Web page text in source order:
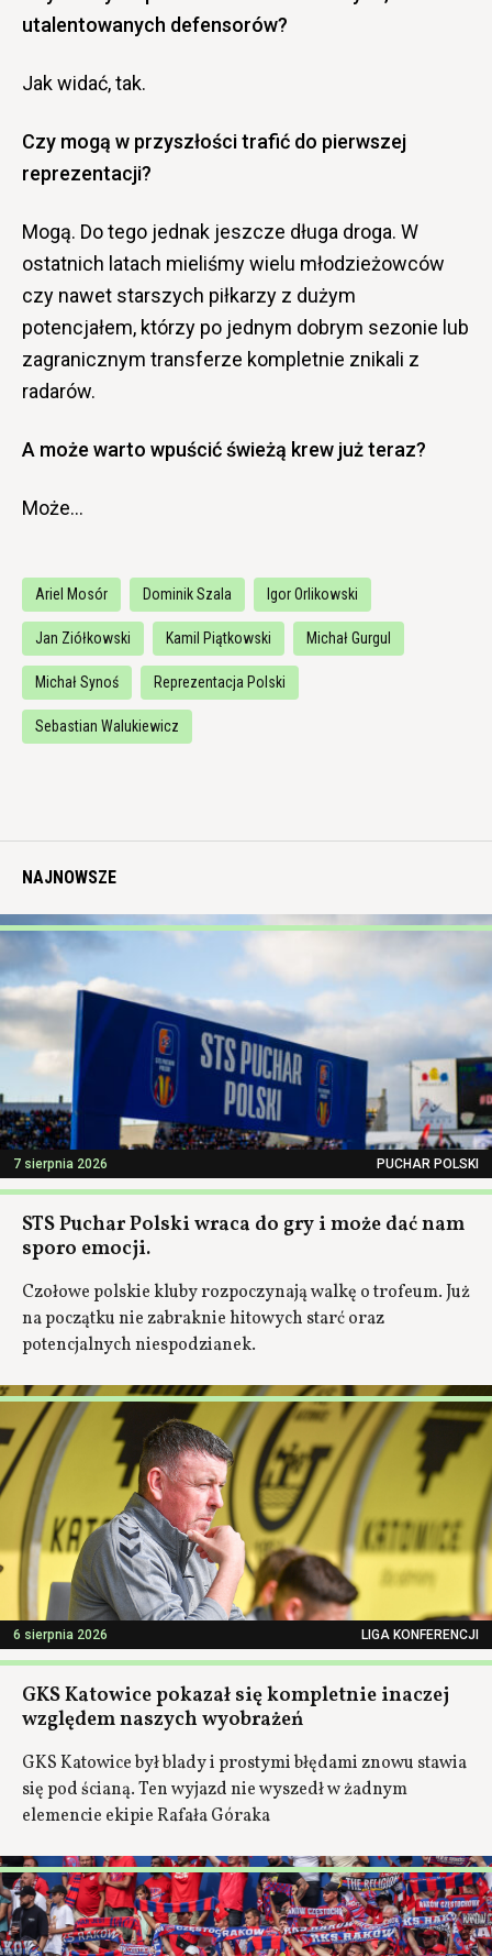
utalentowanych defensorów?
Jak widać, tak.
Czy mogą w przyszłości trafić do pierwszej
reprezentacji?
Mogą. Do tego jednak jeszcze długa droga. W
ostatnich latach mieliśmy wielu młodzieżowców
czy nawet starszych piłkarzy z dużym
potencjałem, którzy po jednym dobrym sezonie lub
zagranicznym transferze kompletnie znikali z
radarów.
A może warto wpuścić świeżą krew już teraz?
Może…
Ariel Mosór Dominik Szala Igor Orlikowski
Jan Ziółkowski Kamil Piątkowski Michał Gurgul
Michał Synoś Reprezentacja Polski
Sebastian Walukiewicz
NAJNOWSZE
7 sierpnia 2026 PUCHAR POLSKI
STS Puchar Polski wraca do gry i może dać nam
sporo emocji.
Czołowe polskie kluby rozpoczynają walkę o trofeum. Już
na początku nie zabraknie hitowych starć oraz
potencjalnych niespodzianek.
6 sierpnia 2026 LIGA KONFERENCJI
GKS Katowice pokazał się kompletnie inaczej
względem naszych wyobrażeń
GKS Katowice był blady i prostymi błędami znowu stawia
się pod ścianą. Ten wyjazd nie wyszedł w żadnym
elemencie ekipie Rafała Góraka